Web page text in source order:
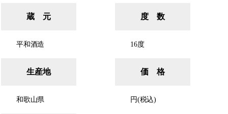
蔵 元
平和酒造
生産地
和歌山県
度 数
16度
価 格
円(税込)